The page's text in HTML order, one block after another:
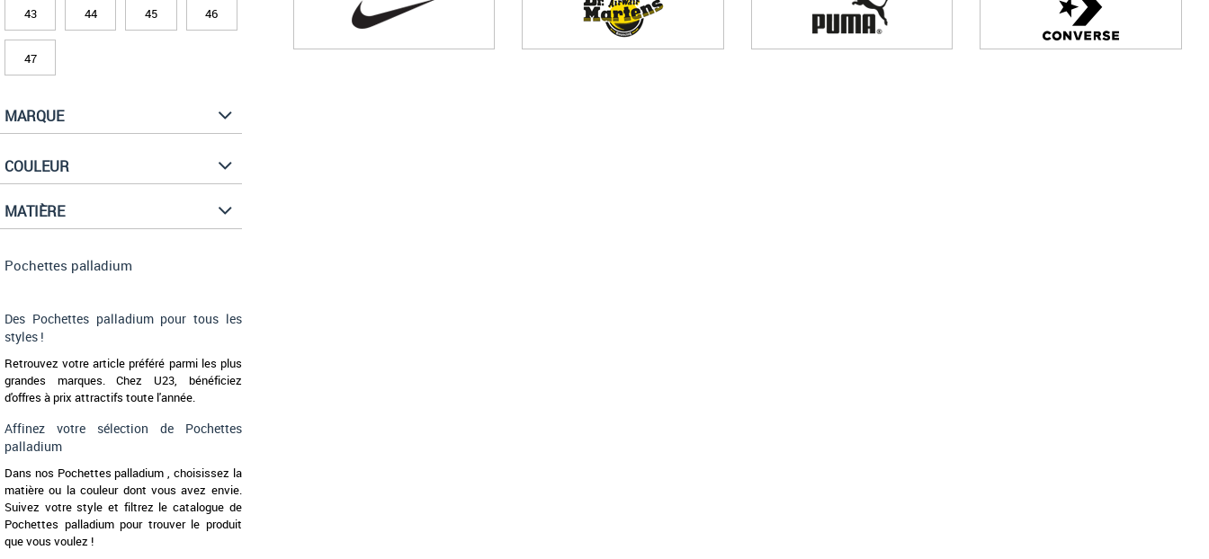
43 44 45 46
47
MARQUE
COULEUR
MATIÈRE
Pochettes palladium
Des Pochettes palladium pour tous les
styles !
Retrouvez votre article préféré parmi les plus
grandes marques. Chez U23, bénéficiez
d'offres à prix attractifs toute l'année.
Affinez votre sélection de Pochettes
palladium
Dans nos Pochettes palladium , choisissez la
matière ou la couleur dont vous avez envie.
Suivez votre style et filtrez le catalogue de
Pochettes palladium pour trouver le produit
que vous voulez !